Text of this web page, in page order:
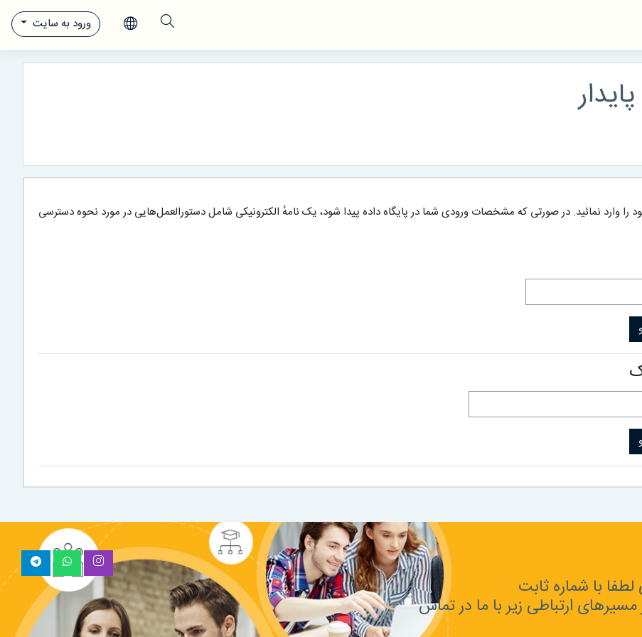
ورود به سایت
را وارد نمائید. در صورتی که مشخصات ورودی شما در پایگاه داده پیدا شود، یک نامهٔ الکترونیکی شامل دستورالعمل‌هایی در مورد نحوه دسترسی
با شماره ثابت
و یا 02144277298 یکی از مسیرهای ارتباطی زیر با ما در تماس